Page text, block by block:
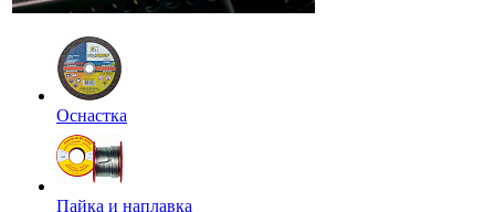
Оснастка
Пайка и наплавка